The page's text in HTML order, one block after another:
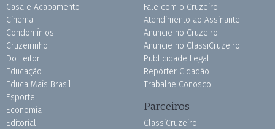
Casa e Acabamento
Cinema
Condomínios
Cruzeirinho
Do Leitor
Educação
Educa Mais Brasil
Esporte
Economia
Editorial
Fale com o Cruzeiro
Atendimento ao Assinante
Anuncie no Cruzeiro
Anuncie no ClassiCruzeiro
Publicidade Legal
Repórter Cidadão
Trabalhe Conosco
Parceiros
ClassiCruzeiro